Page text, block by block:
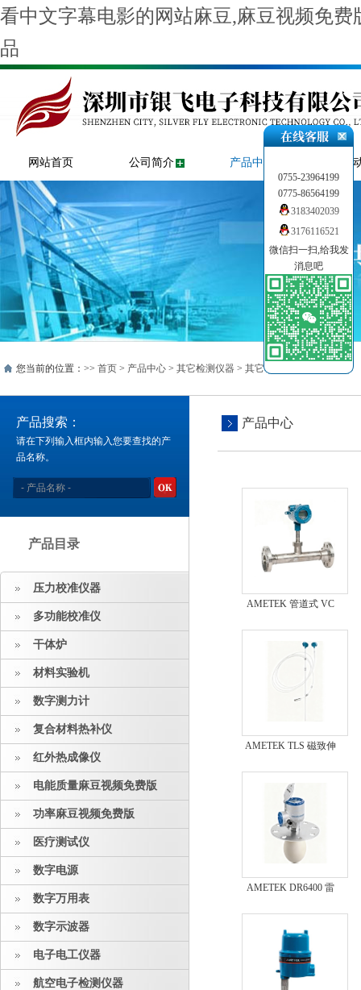
看中文字幕电影的网站麻豆,麻豆视频免
品
网站首页 公司简介 产品中心 新闻
您当前的位置：>> 首页 > 产品中心 > 其它检测仪器 > 其它检测仪表
产品搜索：
请在下列输入框内输入您要查找的产
品名称。
产品目录
压力校准仪器
多功能校准仪
干体炉
材料实验机
数字测力计
复合材料热补仪
红外热成像仪
电能质量麻豆视频免费版
功率麻豆视频免费版
医疗测试仪
数字电源
数字万用表
数字示波器
电子电工仪器
航空电子检测仪器
产品中心
AMETEK 管道式 VC
AMETEK TLS 磁致伸
AMETEK DR6400 雷
0755-23964199
0775-86564199
3183402039
3176116521
微信扫一扫,给我发
消息吧